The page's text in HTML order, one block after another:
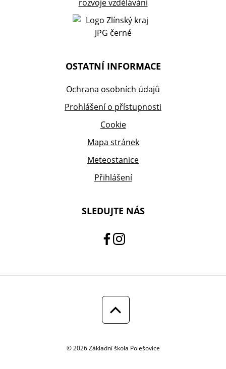
OSTATNÍ INFORMACE
Ochrana osobních údajů
Prohlášení o přístupnosti
Cookie
Mapa stránek
Meteostanice
Přihlášení
SLEDUJTE NÁS
© 2026 Základní škola Polešovice